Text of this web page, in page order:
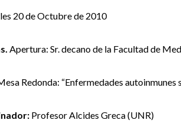
20 de Octubre de 2010
Apertura: Sr. decano de la Facultad de
Redonda: “Enfermedades autoinmunes
Profesor Alcides Greca (UNR)